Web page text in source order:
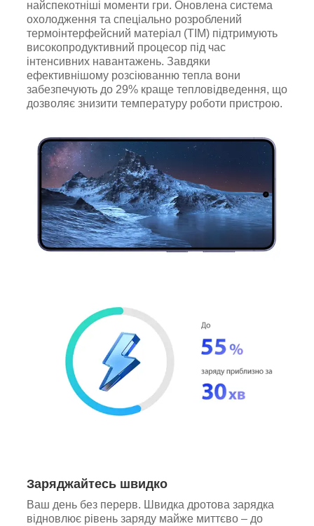
найспекотніші моменти гри. Оновлена система
охолодження та спеціально розроблений
термоінтерфейсний матеріал (TIM) підтримують
високопродуктивний процесор під час
інтенсивних навантажень. Завдяки
ефективнішому розсіюванню тепла вони
забезпечують до 29% краще тепловідведення, що
дозволяє знизити температуру роботи пристрою.
Заряджайтесь швидко
Ваш день без перерв. Швидка дротова зарядка
відновлює рівень заряду майже миттєво – до